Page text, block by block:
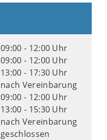
09:00 - 12:00 Uhr
09:00 - 12:00 Uhr
13:00 - 17:30 Uhr
nach Vereinbarung
09:00 - 12:00 Uhr
13:00 - 15:30 Uhr
nach Vereinbarung
geschlossen